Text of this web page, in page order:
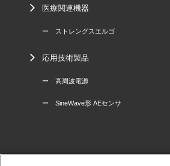
医療関連機器
ー ストレングスエルゴ
応用技術製品
ー 高周波電源
ー SineWave形 AEセンサ